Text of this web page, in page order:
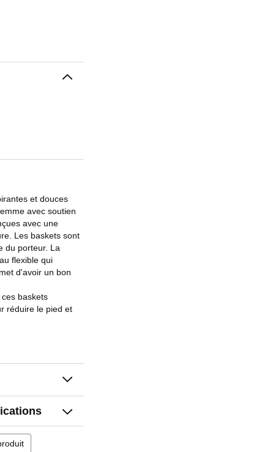
et douces
avec soutien
avec une
Les baskets sont
du porteur. La
flexible qui
d'avoir un bon
baskets
réduire le pied et
plantaire et des
rembourrées
Ne laissez pas
légères et